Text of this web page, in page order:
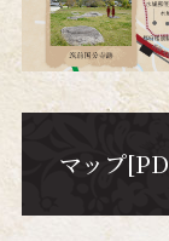
マップ